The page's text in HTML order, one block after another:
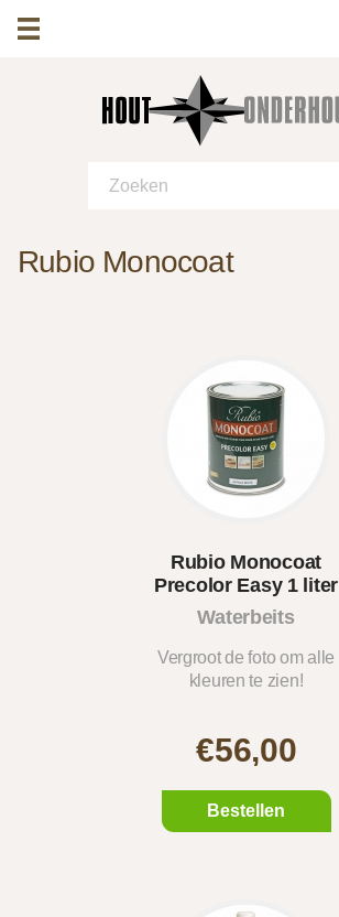
Rubio Monocoat
Rubio Monocoat
Precolor Easy 1 liter
Waterbeits
(14kleure..
Vergroot de foto om alle
kleuren te zien!
€56,00
Bestellen